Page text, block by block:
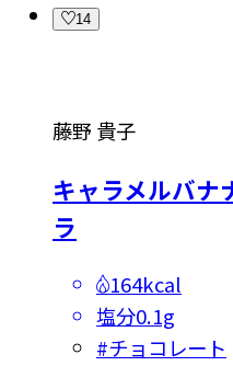
14
藤野 貴子
キャラメルバナ
ラ
164kcal
塩分0.1g
#チョコレート